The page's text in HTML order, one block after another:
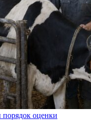
оценки